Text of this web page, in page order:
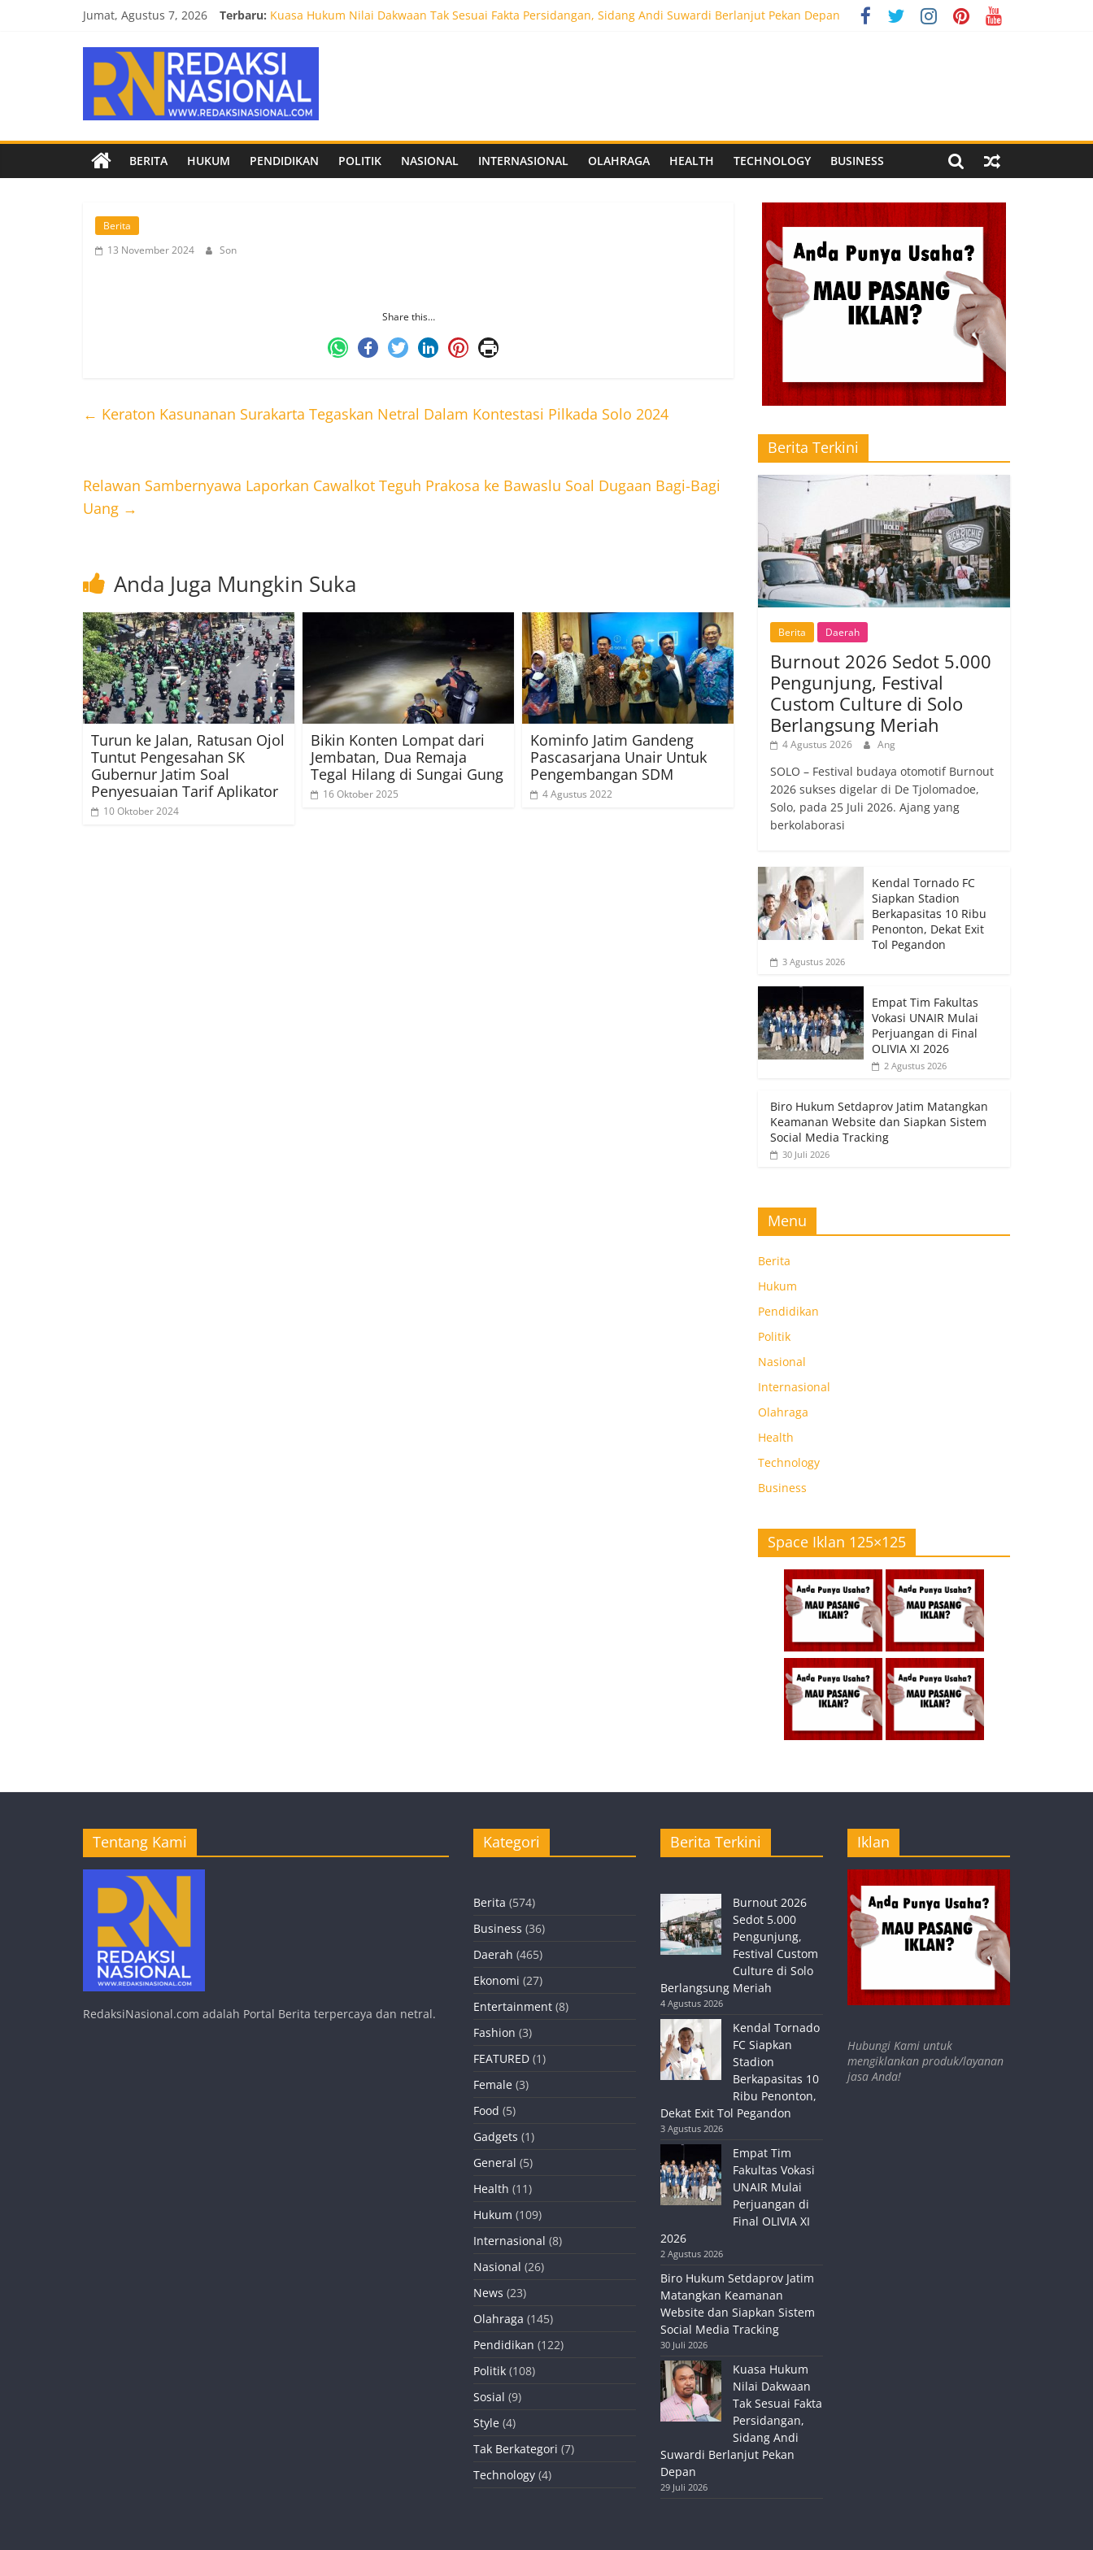
Jumat, Agustus 7, 2026 Terbaru: Kuasa Hukum Nilai Dakwaan Tak Sesuai Fakta Persidangan, Sidang Andi Suwardi Berlanjut Pekan Depan
Kendal Tornado FC Siapkan Stadion Berkapasitas 10 Ribu Penonton, Dekat Exit Tol Pegandon
Empat Tim Fakultas Vokasi UNAIR Mulai Perjuangan di Final OLIVIA XI 2026
Biro Hukum Setdaprov Jatim Matangkan Keamanan Website dan Siapkan Sistem Social Media Tracking
Redaksi
Nasional
Berita
terpercayaBERITA HUKUM PENDIDIKAN POLITIK NASIONAL INTERNASIONAL OLAHRAGA HEALTH TECHNOLOGY BUSINESS
Berita
13 November 2024
Son
Share this…
← Keraton Kasunanan Surakarta Tegaskan Netral Dalam Kontestasi Pilkada Solo 2024
Relawan Sambernyawa Laporkan Cawalkot Teguh Prakosa ke Bawaslu Soal Dugaan Bagi-Bagi
Uang →
Anda Juga Mungkin Suka
Turun ke Jalan, Ratusan Ojol
Tuntut Pengesahan SK
Gubernur Jatim Soal
Penyesuaian Tarif Aplikator
10 Oktober 2024
Bikin Konten Lompat dari
Jembatan, Dua Remaja
Tegal Hilang di Sungai Gung
16 Oktober 2025
Kominfo Jatim Gandeng
Pascasarjana Unair Untuk
Pengembangan SDM
4 Agustus 2022
Berita Terkini
Berita Daerah
Burnout 2026 Sedot 5.000
Pengunjung, Festival
Custom Culture di Solo
Berlangsung Meriah
4 Agustus 2026 Ang
SOLO – Festival budaya otomotif Burnout
2026 sukses digelar di De Tjolomadoe,
Solo, pada 25 Juli 2026. Ajang yang
berkolaborasi
Kendal Tornado FC
Siapkan Stadion
Berkapasitas 10 Ribu
Penonton, Dekat Exit
Tol Pegandon
3 Agustus 2026
Empat Tim Fakultas
Vokasi UNAIR Mulai
Perjuangan di Final
OLIVIA XI 2026
2 Agustus 2026
Biro Hukum Setdaprov Jatim Matangkan
Keamanan Website dan Siapkan Sistem
Social Media Tracking
30 Juli 2026
Menu
Berita
Hukum
Pendidikan
Politik
Nasional
Internasional
Olahraga
Health
Technology
Business
Space Iklan 125×125
Tentang Kami
RedaksiNasional.com adalah Portal Berita terpercaya dan netral.
Kategori
Berita (574)
Business (36)
Daerah (465)
Ekonomi (27)
Entertainment (8)
Fashion (3)
FEATURED (1)
Female (3)
Food (5)
Gadgets (1)
General (5)
Health (11)
Hukum (109)
Internasional (8)
Nasional (26)
News (23)
Olahraga (145)
Pendidikan (122)
Politik (108)
Sosial (9)
Style (4)
Tak Berkategori (7)
Technology (4)
Berita Terkini
Burnout 2026
Sedot 5.000
Pengunjung,
Festival Custom
Culture di Solo
Berlangsung Meriah
4 Agustus 2026
Kendal Tornado
FC Siapkan
Stadion
Berkapasitas 10
Ribu Penonton,
Dekat Exit Tol Pegandon
3 Agustus 2026
Empat Tim
Fakultas Vokasi
UNAIR Mulai
Perjuangan di
Final OLIVIA XI
2026
2 Agustus 2026
Biro Hukum Setdaprov Jatim
Matangkan Keamanan
Website dan Siapkan Sistem
Social Media Tracking
30 Juli 2026
Kuasa Hukum
Nilai Dakwaan
Tak Sesuai Fakta
Persidangan,
Sidang Andi
Suwardi Berlanjut Pekan
Depan
29 Juli 2026
Iklan
Hubungi Kami untuk
mengiklankan produk/layanan
jasa Anda!